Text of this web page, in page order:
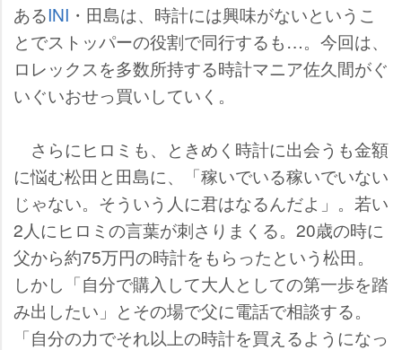
あるINI ・田島は、時計には興味がないというこ
とでストッパーの役割で同行するも…。今回は、
ロレックスを多数所持する時計マニア佐久間がぐ
いぐいおせっ買いしていく。
さらにヒロミも、ときめく時計に出会うも金額
に悩む松田と田島に、「稼いでいる稼いでいない
じゃない。そういう人に君はなるんだよ」。若い
2人にヒロミの言葉が刺さりまくる。20歳の時に
父から約75万円の時計をもらったという松田。
しかし「自分で購入して大人としての第一歩を踏
み出したい」とその場で父に電話で相談する。
「自分の力でそれ以上の時計を買えるようになっ